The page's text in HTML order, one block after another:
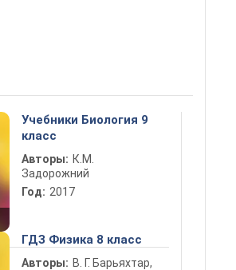
Учебники Биология 9
класс
Авторы: К.М.
Задорожний
Год: 2017
ГДЗ Физика 8 класс
Авторы: В. Г. Барьяхтар,